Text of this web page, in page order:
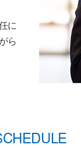
に
ら